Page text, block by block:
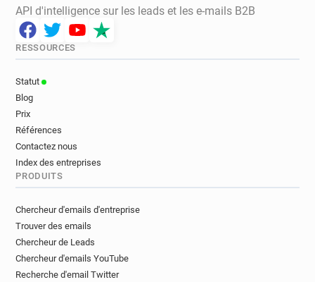
API d'intelligence sur les leads et les e-mails B2B
RESSOURCES
Statut
Blog
Prix
Références
Contactez nous
Index des entreprises
PRODUITS
Chercheur d'emails d'entreprise
Trouver des emails
Chercheur de Leads
Chercheur d'emails YouTube
Recherche d'email Twitter